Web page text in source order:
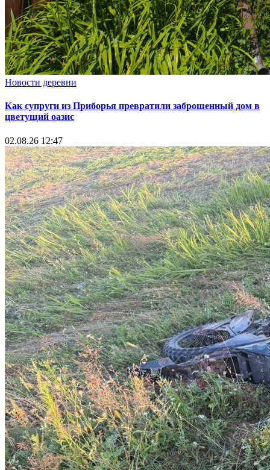
Новости деревни
Как супруги из Приборья превратили заброшенный дом в
цветущий оазис
02.08.26 12:47